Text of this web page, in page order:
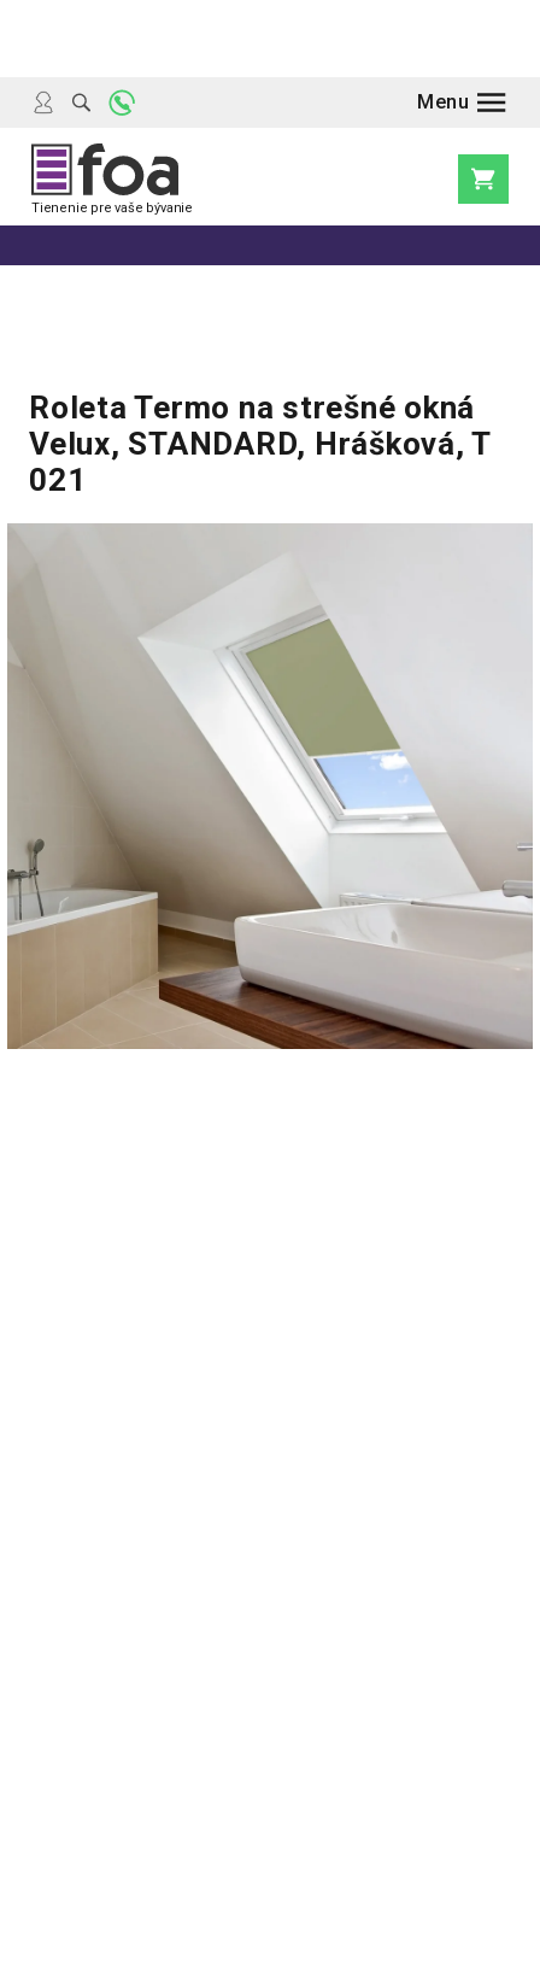
Roleta Termo na strešné okná
Velux, STANDARD, Hrášková, T
021